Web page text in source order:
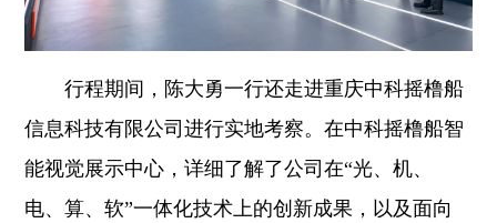
行程期间，陈大勇一行还走进重庆中科摇橹船
信息科技有限公司进行实地考察。在中科摇橹船智
能视觉展示中心，详细了解了公司在“光、机、
电、算、软”一体化技术上的创新成果，以及面向